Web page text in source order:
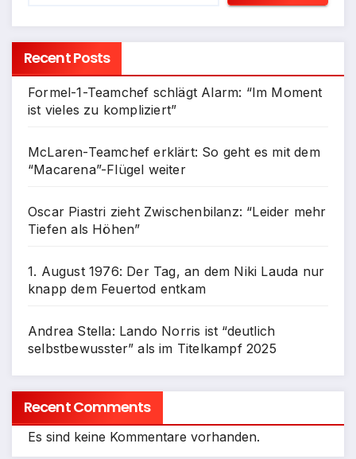
Recent Posts
Formel-1-Teamchef schlägt Alarm: “Im Moment
ist vieles zu kompliziert”
McLaren-Teamchef erklärt: So geht es mit dem
“Macarena”-Flügel weiter
Oscar Piastri zieht Zwischenbilanz: “Leider mehr
Tiefen als Höhen”
1. August 1976: Der Tag, an dem Niki Lauda nur
knapp dem Feuertod entkam
Andrea Stella: Lando Norris ist “deutlich
selbstbewusster” als im Titelkampf 2025
Recent Comments
Es sind keine Kommentare vorhanden.